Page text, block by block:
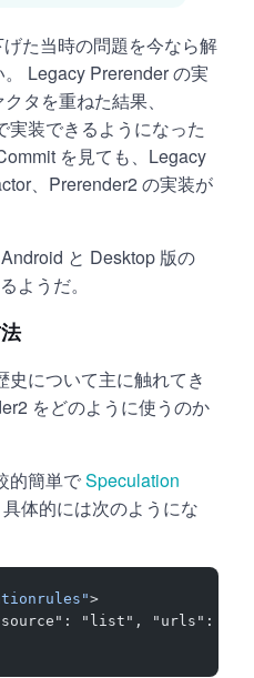
た当時の問題を今なら解
Legacy Prerender の実
タを重ねた結果、
実装できるようになった
を見ても、Legacy
、Prerender2 の実装が
と Desktop 版の
ようだ。
史について主に触れてき
をどのように使うのか
的簡単でSpeculation
体的には次のようにな
>
"list", "urls":